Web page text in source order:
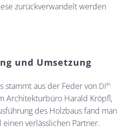
zurückverwandelt werden
und Umsetzung
stammt aus der Feder von DIin
Architekturbüro Harald Kröpfl,
des Holzbaus fand man
verlässlichen Partner.